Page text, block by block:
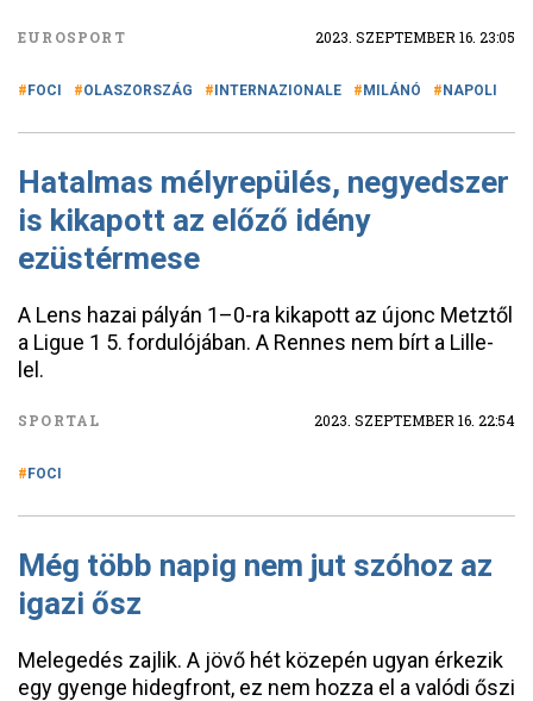
EUROSPORT 2023. SZEPTEMBER 16. 23:05
FOCI OLASZORSZÁG INTERNAZIONALE MILÁNÓ NAPOLI
Hatalmas mélyrepülés, negyedszer
is kikapott az előző idény
ezüstérmese
A Lens hazai pályán 1–0-ra kikapott az újonc Metztől
a Ligue 1 5. fordulójában. A Rennes nem bírt a Lille-
lel.
SPORTAL 2023. SZEPTEMBER 16. 22:54
FOCI
Még több napig nem jut szóhoz az
igazi ősz
Melegedés zajlik. A jövő hét közepén ugyan érkezik
egy gyenge hidegfront, ez nem hozza el a valódi őszi